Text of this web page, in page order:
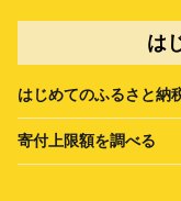
は
はじめてのふるさと納
寄付上限額を調べる